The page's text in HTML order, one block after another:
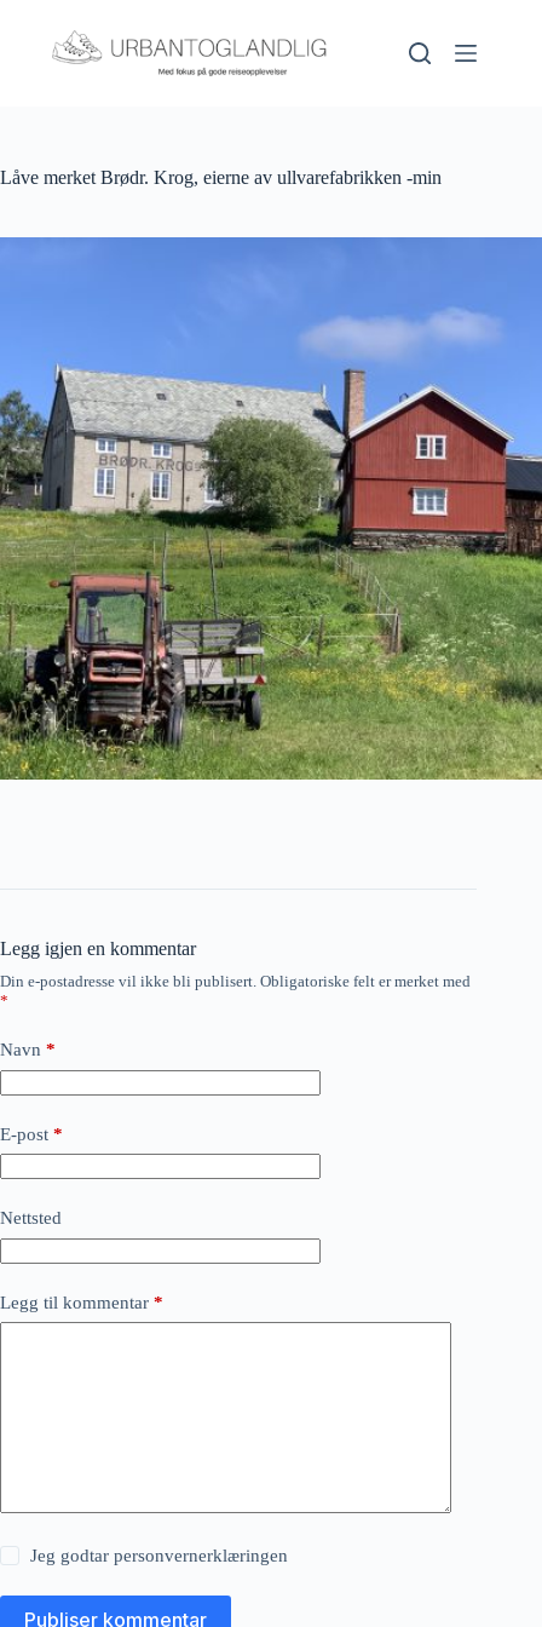
innholdet
Låve merket Brødr. Krog, eierne av ullvarefabrikken -min
Legg igjen en kommentar
Din e-postadresse vil ikke bli publisert. Obligatoriske felt er merket med
*
Navn *
E-post *
Nettsted
Legg til kommentar *
Jeg godtarpersonvernerklæringen
Publiser kommentar